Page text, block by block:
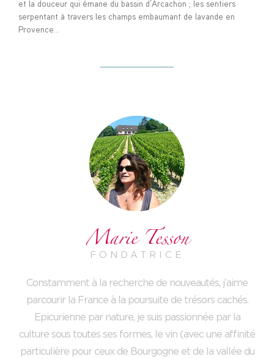
et la douceur qui émane du bassin d’Arcachon ; les sentiers
serpentant à travers les champs embaumant de lavande en
Provence…
Marie Tesson
FONDATRICE
Constamment à la recherche de nouveautés, j’aime
parcourir la France à la poursuite de trésors cachés.
Epicurienne par nature, je suis passionnée par la
culture sous toutes ses formes, le vin (avec une affinité
particulière pour ceux de Bourgogne et de la vallée du